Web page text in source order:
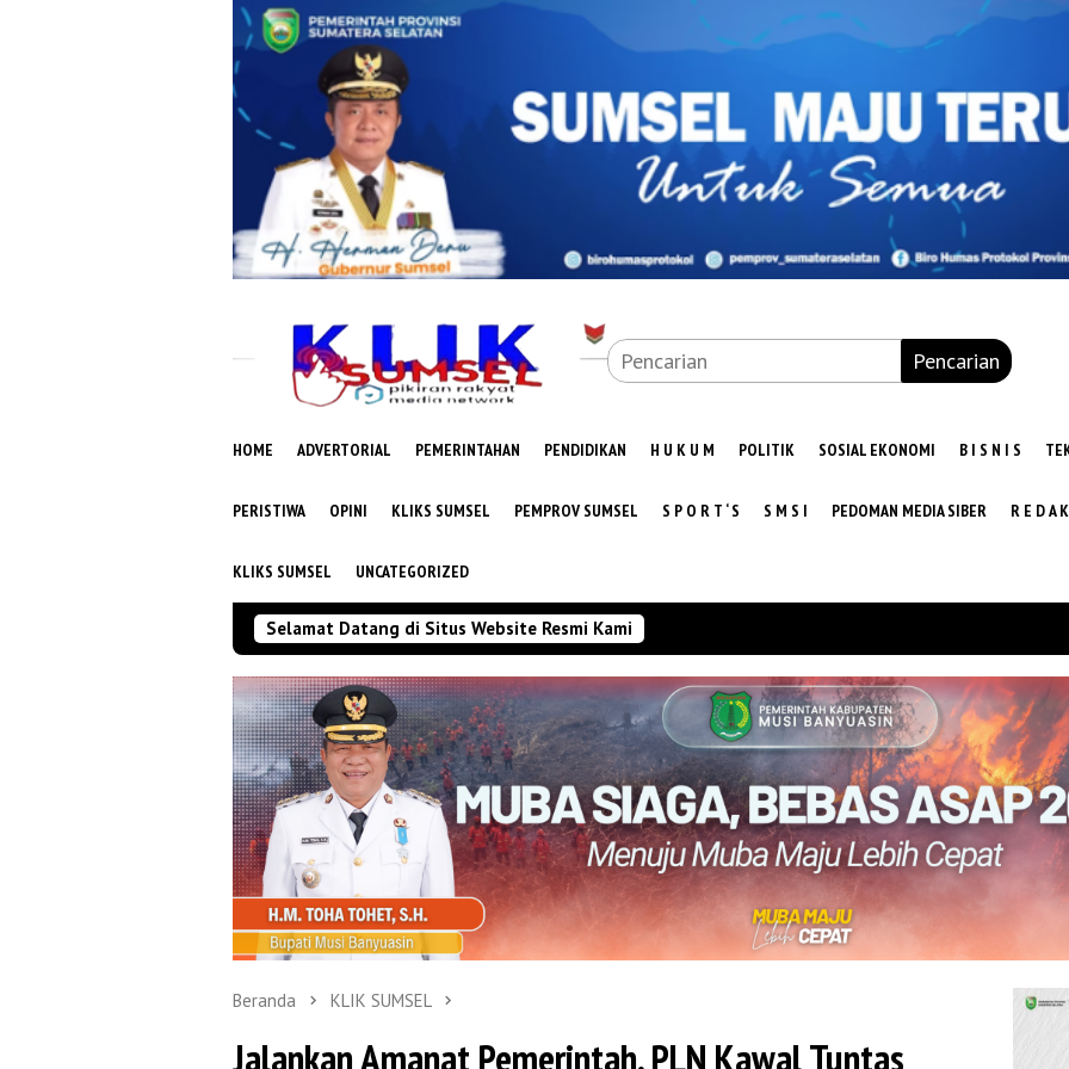
Pencarian
HOME ADVERTORIAL PEMERINTAHAN PENDIDIKAN H U K U M POLITIK SOSIAL EKONOMI B I S N I S
PERISTIWA OPINI KLIKS SUMSEL PEMPROV SUMSEL S P O R T ‘ S S M S I PEDOMAN MEDIA SIBER R E D A
KLIKS SUMSEL UNCATEGORIZED
Selamat Datang di Situs Website Resmi Kami
Beranda KLIK SUMSEL
Jalankan Amanat Pemerintah, PLN Kawal Tuntas